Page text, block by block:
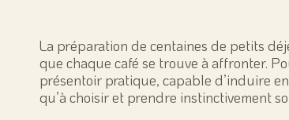
La préparation de centaines de petits
que chaque café se trouve à affronter.
présentoir pratique, capable d’induire
qu’à choisir et prendre instinctivement